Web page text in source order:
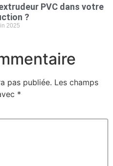
PVC dans votre
?
2025
pas publiée. Les champs
*